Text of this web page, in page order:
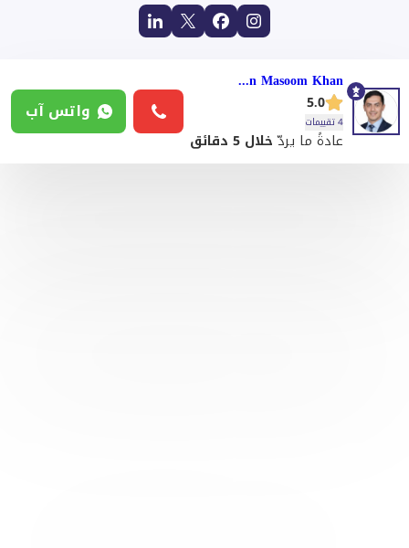
Ismail Jan Masoom Khan
5.0
4 تقييمات
عادةً ما يردّخلال 5 دقائق
واتس آب